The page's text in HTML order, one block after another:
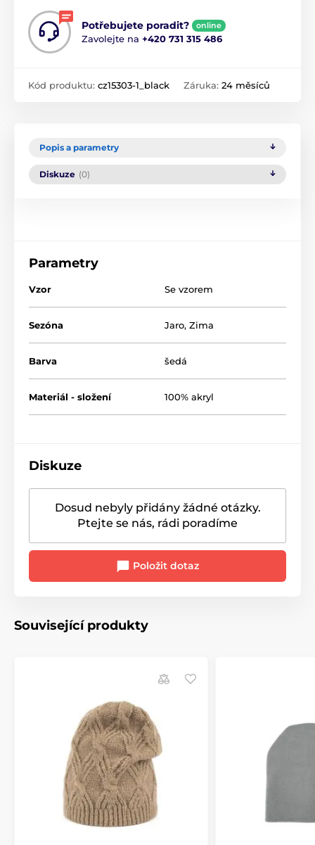
Potřebujete poradit? online
Zavolejte na +420 731 315 486
Kód produktu: cz15303-1_black Záruka: 24 měsíců
Popis a parametry
Diskuze (0)
Parametry
Vzor Se vzorem
Sezóna Jaro, Zima
Barva šedá
Materiál - složení 100% akryl
Diskuze
Dosud nebyly přidány žádné otázky.
Ptejte se nás, rádi poradíme
Položit dotaz
Související produkty